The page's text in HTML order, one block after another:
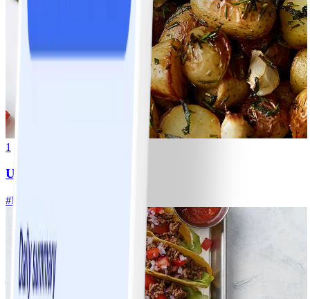
1
Ugnsrostad potatis
#Lätt